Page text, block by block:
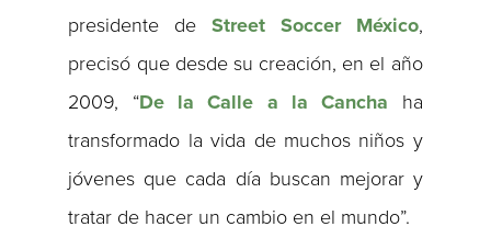
presidente de Street Soccer México,
precisó que desde su creación, en el año
2009, “De la Calle a la Cancha ha
transformado la vida de muchos niños y
jóvenes que cada día buscan mejorar y
tratar de hacer un cambio en el mundo”.